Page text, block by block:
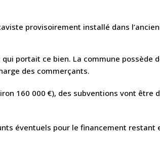
provisoirement installé dans
portait ce bien. La commune possède
des commerçants.
160 000 €), des subventions vont être
éventuels pour le financement restant